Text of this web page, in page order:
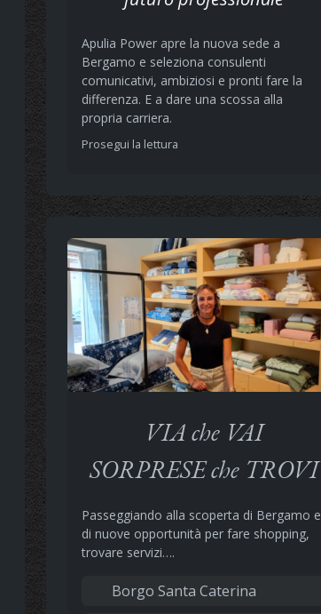
Apulia Power apre la nuova sede a
Bergamo e seleziona consulenti
comunicativi, ambiziosi e pronti fare la
differenza. E a dare una scossa alla
propria carriera.
Prosegui la lettura
VIA che VAI
SORPRESE che TROVI
Passeggiando alla scoperta di Bergamo e
di nuove opportunità per fare shopping,
trovare servizi….
Borgo Santa Caterina